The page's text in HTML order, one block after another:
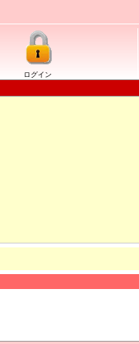
ログイン